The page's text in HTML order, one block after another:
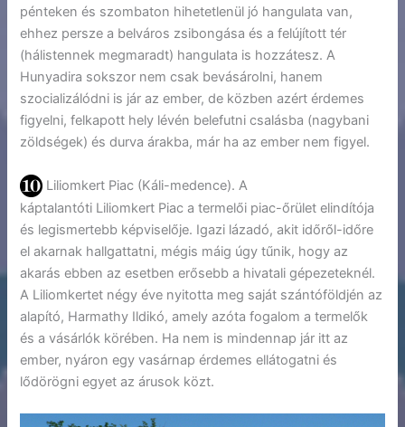
pénteken és szombaton hihetetlenül jó hangulata van,
ehhez persze a belváros zsibongása és a felújított tér
(hálistennek megmaradt) hangulata is hozzátesz. A
Hunyadira sokszor nem csak bevásárolni, hanem
szocializálódni is jár az ember, de közben azért érdemes
figyelni, felkapott hely lévén belefutni csalásba (nagybani
zöldségek) és durva árakba, már ha az ember nem figyel.
Liliomkert Piac (Káli-medence). A
káptalantóti Liliomkert Piac a termelői piac-őrület elindítója
és legismertebb képviselője. Igazi lázadó, akit időről-időre
el akarnak hallgattatni, mégis máig úgy tűnik, hogy az
akarás ebben az esetben erősebb a hivatali gépezeteknél.
A Liliomkertet négy éve nyitotta meg saját szántóföldjén az
alapító, Harmathy Ildikó, amely azóta fogalom a termelők
és a vásárlók körében. Ha nem is mindennap jár itt az
ember, nyáron egy vasárnap érdemes ellátogatni és
lődörögni egyet az árusok közt.